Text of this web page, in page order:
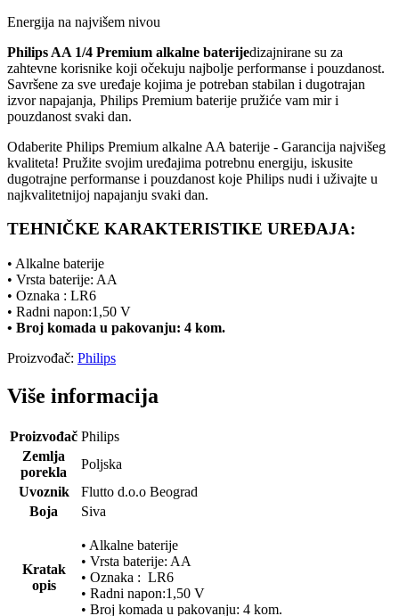
Energija na najvišem nivou
Philips AA 1/4 Premium alkalne baterijedizajnirane su za
zahtevne korisnike koji očekuju najbolje performanse i pouzdanost.
Savršene za sve uređaje kojima je potreban stabilan i dugotrajan
izvor napajanja, Philips Premium baterije pružiće vam mir i
pouzdanost svaki dan.
Odaberite Philips Premium alkalne AA baterije - Garancija najvišeg
kvaliteta! Pružite svojim uređajima potrebnu energiju, iskusite
dugotrajne performanse i pouzdanost koje Philips nudi i uživajte u
najkvalitetnijoj napajanju svaki dan.
TEHNIČKE KARAKTERISTIKE UREĐAJA:
• Alkalne baterije
• Vrsta baterije: AA
• Oznaka : LR6
• Radni napon:1,50 V
• Broj komada u pakovanju: 4 kom.
Proizvođač: Philips
Više informacija
Proizvođač Philips
Zemlja
porekla
Poljska
Uvoznik
Flutto d.o.o Beograd
Boja
Siva
Kratak
opis
• Alkalne baterije
• Vrsta baterije: AA
• Oznaka : LR6
• Radni napon:1,50 V
• Broj komada u pakovanju: 4 kom.